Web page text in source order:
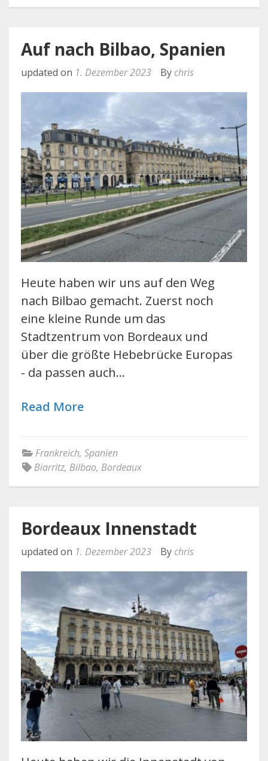
Auf nach Bilbao, Spanien
updated on 1. Dezember 2023 By chris
Heute haben wir uns auf den Weg
nach Bilbao gemacht. Zuerst noch
eine kleine Runde um das
Stadtzentrum von Bordeaux und
über die größte Hebebrücke Europas
- da passen auch…
Read More
Frankreich, Spanien
Biarritz, Bilbao, Bordeaux
Bordeaux Innenstadt
updated on 1. Dezember 2023 By chris